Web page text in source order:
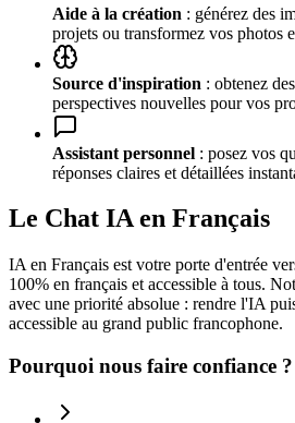
Aide à la création : générez des
projets ou transformez vos photos
Source d'inspiration : obtenez
perspectives nouvelles pour vos
Assistant personnel : posez vos
réponses claires et détaillées
Le Chat IA en Français
IA en Français est votre porte d'entrée
100% en français et accessible à tous.
avec une priorité absolue : rendre l'IA
accessible au grand public francophone.
Pourquoi nous faire confiance ?